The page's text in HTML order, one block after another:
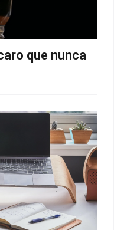
que nunca